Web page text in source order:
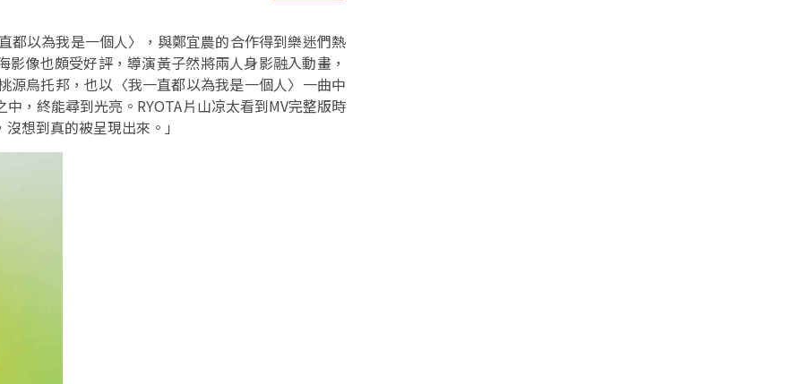
都以為我是一個人〉，與鄭宜農的合作得到樂迷們熱
像也頗受好評，導演黃子然將兩人身影融入動畫，
烏托邦，也以〈我一直都以為我是一個人〉一曲中
，終能尋到光亮。RYOTA片山凉太看到MV完整版時
想到真的被呈現出來。」